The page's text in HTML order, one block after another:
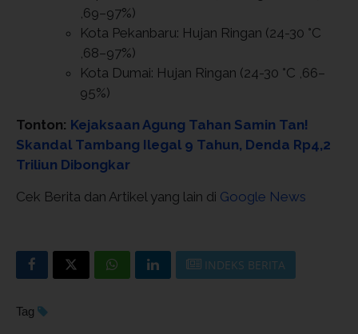
,69–97%)
Kota Pekanbaru: Hujan Ringan (24-30 °C
,68–97%)
Kota Dumai: Hujan Ringan (24-30 °C ,66–
95%)
Tonton: Kejaksaan Agung Tahan Samin Tan!
Skandal Tambang Ilegal 9 Tahun, Denda Rp4,2
Triliun Dibongkar
Cek Berita dan Artikel yang lain di Google News
INDEKS BERITA
Tag